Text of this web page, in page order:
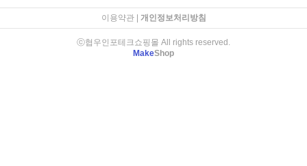
이용약관| 개인정보처리방침
ⓒ협우인포테크쇼핑몰 All rights reserved.
MakeShop